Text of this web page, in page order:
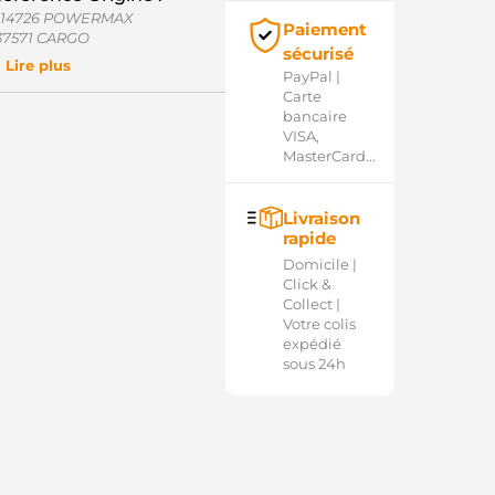
POWERMAX
CARGO
81852 WAI / TRANSPO
POWERMAX
KRAUF
Lire plus
Paiement
sécurisé
PayPal |
Carte
bancaire
VISA,
MasterCard...
Livraison
rapide
Domicile |
Click &
Collect |
Votre colis
expédié
sous 24h